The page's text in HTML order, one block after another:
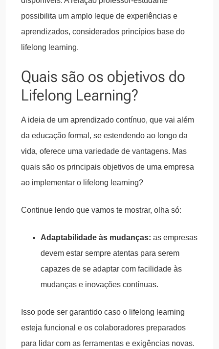
possibilita um amplo leque de experiências e
aprendizados, considerados princípios base do
lifelong learning.
Quais são os objetivos do
Lifelong Learning?
A ideia de um aprendizado contínuo, que vai além
da educação formal, se estendendo ao longo da
vida, oferece uma variedade de vantagens. Mas
quais são os principais objetivos de uma empresa
ao implementar o lifelong learning?
Continue lendo que vamos te mostrar, olha só:
Adaptabilidade às mudanças: as empresas
devem estar sempre atentas para serem
capazes de se adaptar com facilidade às
mudanças e inovações contínuas.
Isso pode ser garantido caso o lifelong learning
esteja funcional e os colaboradores preparados
para lidar com as ferramentas e exigências novas.